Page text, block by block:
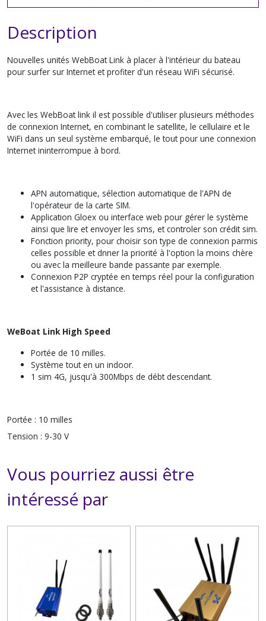
Description
Nouvelles unités WebBoat Link à placer à l'intérieur du bateau
pour surfer sur Internet et profiter d'un réseau WiFi sécurisé.
Avec les WebBoat link il est possible d'utiliser plusieurs méthodes
de connexion Internet, en combinant le satellite, le cellulaire et le
WiFi dans un seul système embarqué, le tout pour une connexion
Internet ininterrompue à bord.
APN automatique, sélection automatique de l'APN de
l'opérateur de la carte SIM.
Application Gloex ou interface web pour gérer le système
ainsi que lire et envoyer les sms, et controler son crédit sim.
Fonction priority, pour choisir son type de connexion parmis
celles possible et dnner la priorité à l'option la moins chère
ou avec la meilleure bande passante par exemple.
Connexion P2P cryptée en temps réel pour la configuration
et l'assistance à distance.
WeBoat Link High Speed
Portée de 10 milles.
Système tout en un indoor.
1 sim 4G, jusqu'à 300Mbps de débt descendant.
Portée : 10 milles
Tension : 9-30 V
Vous pourriez aussi être
intéressé par